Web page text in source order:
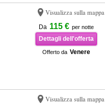
Visualizza sulla mappa
Da 115 € per notte
Dettagli dell'offerta
Offerto da Venere
Visualizza sulla mappa